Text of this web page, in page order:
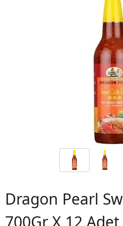
Dragon Pearl
700Gr X 12